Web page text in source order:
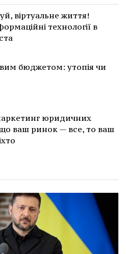
віртуальне життя!
технології в
бюджетом: утопія чи
юридичних
ваш ринок — все, то ваш